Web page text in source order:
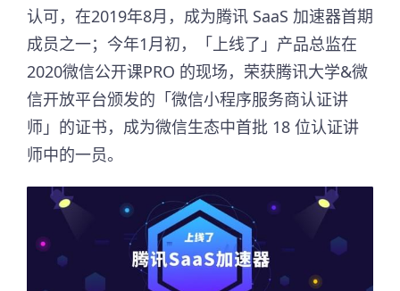
认可，在2019年8月，成为腾讯 SaaS 加速器首期
成员之一；今年1月初，「上线了」产品总监在
2020微信公开课PRO 的现场，荣获腾讯大学&微
信开放平台颁发的「微信小程序服务商认证讲
师」的证书，成为微信生态中首批 18 位认证讲
师中的一员。